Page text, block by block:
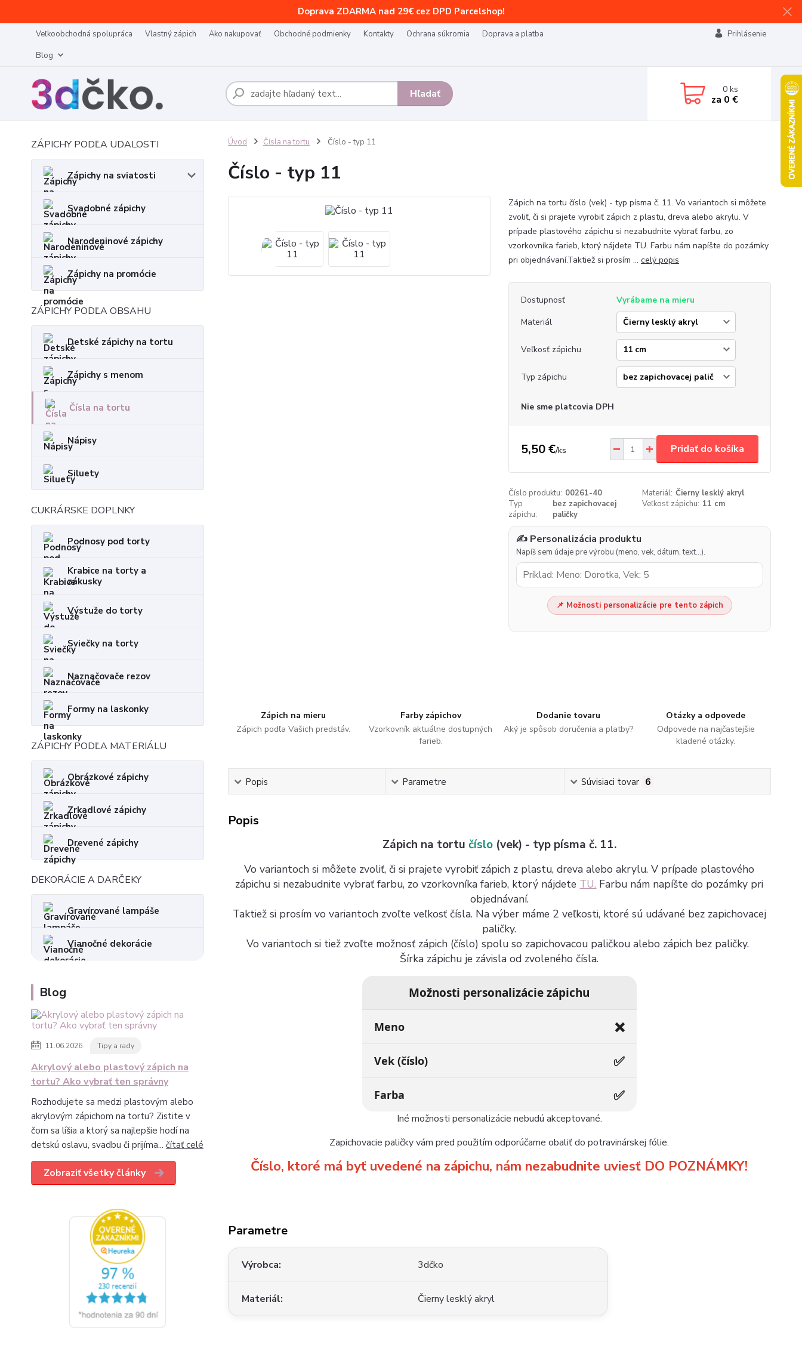
Doprava ZDARMA nad 29€ cez DPD Parcelshop!
Veľkoobchodná spolupráca Vlastný zápich Ako nakupovať Obchodné podmienky Kontakty Ochrana súkromia
Doprava a platba
Blog
Prihlásenie
Hľadať 0ks
za 0 €
ZÁPICHY PODĽA UDALOSTI
Zápichy na sviatosti
Svadobné zápichy
Narodeninové zápichy
Zápichy na promócie
ZÁPICHY PODĽA OBSAHU
Detské zápichy na tortu
Zápichy s menom
Čísla na tortu
Nápisy
Siluety
CUKRÁRSKE DOPLNKY
Podnosy pod torty
Krabice na torty a
zákusky
Výstuže do torty
Sviečky na torty
Naznačovače rezov
Formy na laskonky
ZÁPICHY PODĽA MATERIÁLU
Obrázkové zápichy
Zrkadlové zápichy
Drevené zápichy
DEKORÁCIE A DARČEKY
Gravírované lampáše
Vianočné dekorácie
Blog
11.06.2026 Tipy a rady
Akrylový alebo plastový zápich na
tortu? Ako vybrať ten správny
Rozhodujete sa medzi plastovým alebo
akrylovým zápichom na tortu? Zistite v
čom sa líšia a ktorý sa najlepšie hodí na
detskú oslavu, svadbu či prijíma... čítať celé
Zobraziť všetky články
Úvod Čísla na tortu Číslo - typ 11
Číslo - typ 11
Zápich na tortu číslo (vek) - typ písma č. 11. Vo variantoch si môžete
zvoliť, či si prajete vyrobiť zápich z plastu, dreva alebo akrylu. V
prípade plastového zápichu si nezabudnite vybrať farbu, zo
vzorkovníka farieb, ktorý nájdete TU. Farbu nám napíšte do pozámky
pri objednávaní.Taktiež si prosím ... celý popis
Dostupnosť
Vyrábame na mieru
Materiál
Veľkosť zápichu
Typ zápichu
Nie sme platcovia DPH
5,50 €/ks Pridať do košíka
Číslo produktu: 00261-40 Materiál: Čierny lesklý akryl
Typ
zápichu:
bez zapichovacej
paličky
Veľkosť zápichu: 11 cm
✍️ Personalizácia produktu
Napíš sem údaje pre výrobu (meno, vek, dátum, text…).
📌 Možnosti personalizácie pre tento zápich
Zápich na mieru
Zápich podľa Vašich predstáv.
Farby zápichov
Vzorkovník aktuálne dostupných
farieb.
Dodanie tovaru
Aký je spôsob doručenia a platby?
Otázky a odpovede
Odpovede na najčastejšie
kladené otázky.
Popis Parametre Súvisiaci tovar 6
Popis
Zápich na tortu číslo (vek) - typ písma č. 11.
Vo variantoch si môžete zvoliť, či si prajete vyrobiť zápich z plastu, dreva alebo akrylu. V prípade plastového
zápichu si nezabudnite vybrať farbu, zo vzorkovníka farieb, ktorý nájdete TU. Farbu nám napíšte do pozámky pri
objednávaní.
Taktiež si prosím vo variantoch zvoľte veľkosť čísla. Na výber máme 2 veľkosti, ktoré sú udávané bez zapichovacej
paličky.
Vo variantoch si tiež zvoľte možnosť zápich (číslo) spolu so zapichovacou paličkou alebo zápich bez paličky.
Šírka zápichu je závisla od zvoleného čísla.
Možnosti personalizácie zápichu
Meno ❌
Vek (číslo) ✅
Farba ✅
Iné možnosti personalizácie nebudú akceptované.
Zapichovacie paličky vám pred použitím odporúčame obaliť do potravinárskej fólie.
Číslo, ktoré má byť uvedené na zápichu, nám nezabudnite uviesť DO POZNÁMKY!
Parametre
Výrobca 3dčko
Materiál Čierny lesklý akryl